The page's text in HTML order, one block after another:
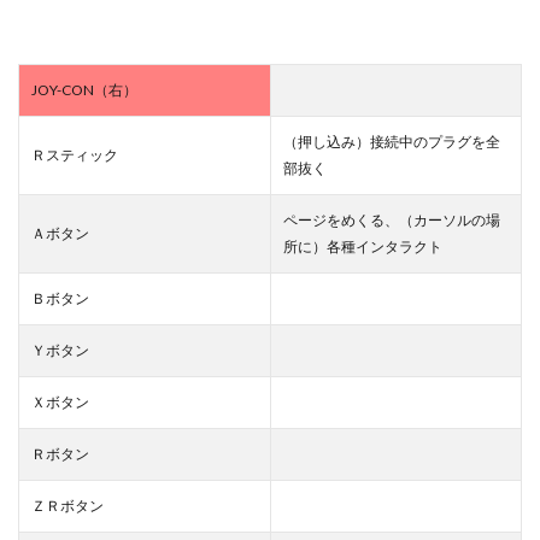
JOY-CON（右）
Ｒスティック
（押し込み）接続中のプラグを全
部抜く
Ａボタン
ページをめくる、（カーソルの場
所に）各種インタラクト
Ｂボタン
Ｙボタン
Ｘボタン
Ｒボタン
ＺＲボタン